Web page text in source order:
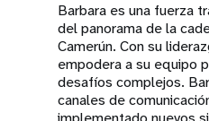
Barbara es una fuerza
del panorama de la
Camerún. Con su
empodera a su equipo
desafíos complejos.
canales de